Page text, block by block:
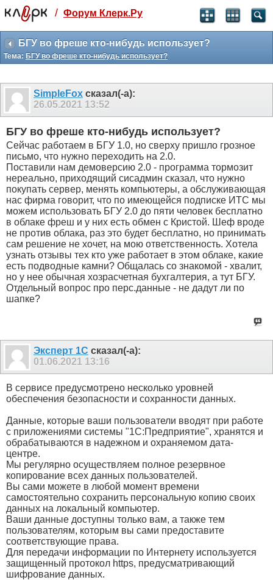
Святые угодники, Клерк без рекламы
прекрасен:)
месяц
3 месяца
259
₽
-10%
499
₽
-15%
Отмена Оплатить
/ Форум Клерк.Ру
БГУ во фреше кто-нибудь использует?
Тема: БГУ во фреше кто-нибудь использует?
SimpleFox сказал(-а):
26.05.2021 13:52
БГУ во фреше кто-нибудь использует?
Сейчас работаем в БГУ 1.0, но сверху пришло грозное
письмо, что нужно переходить на 2.0.
Поставили нам демоверсию 2.0 - программа тормозит
нереально, приходящий сисадмин сказал, что нужно
покупать сервер, менять компьютеры, а обслуживающая
нас фирма говорит, что по имеющейся подписке ИТС мы
можем использовать БГУ 2.0 до пяти человек бесплатно
в облаке фреш и у них есть обмен с Кристой. Шеф вроде
не против облака, раз это будет бесплатно, но принимать
сам решение не хочет, на мою ответственность. Хотела
узнать отзывы тех кто уже работает в этом облаке, какие
есть подводные камни? Общалась со знакомой - хвалит,
но у нее обычная хозрасчетная бухгалтерия, а тут БГУ.
Отдельный вопрос про перс.данные - не дадут ли по
шапке?
Эксперт 1С сказал(-а):
01.06.2021 13:16
В сервисе предусмотрено несколько уровней
обеспечения безопасности и сохранности данных.
Данные, которые ваши пользователи вводят при работе
с приложениями системы "1С:Предприятие", хранятся и
обрабатываются в надежном и охраняемом дата-
центре.
Мы регулярно осуществляем полное резервное
копирование всех данных пользователей.
Вы сами можете в любой момент времени
самостоятельно сохранить персональную копию своих
данных на локальный компьютер.
Ваши данные доступны только вам, а также тем
пользователям, которым вы сами предоставите
соответствующие права.
Для передачи информации по Интернету используется
защищенный протокол https, предусматривающий
шифрование данных.